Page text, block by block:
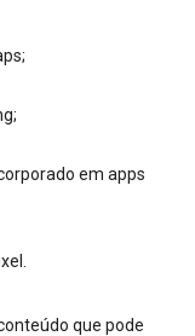
em apps
que pode